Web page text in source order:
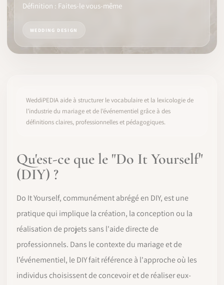
COMMENCER
Définition : Faites-le vous-même
WEDDING DESIGN
WeddiPEDIA aide à structurer le vocabulaire et la lexicologie de
l’industrie du mariage et de l’événementiel grâce à des
définitions claires, professionnelles et pédagogiques.
Qu'est-ce que le "Do It Yourself"
(DIY) ?
Do It Yourself, communément abrégé en DIY, est une
pratique qui implique la création, la conception ou la
réalisation de projets sans l'aide directe de
professionnels. Dans le contexte du mariage et de
l’événementiel, le DIY fait référence à l'approche où les
individus choisissent de concevoir et de réaliser eux-